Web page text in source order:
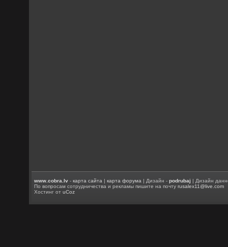
www.cobra.lv -карта сайта |карта форума | Дизайн -podrubaj | Дизайн
По вопросам сотрудничества и рекламы пишите на почтуrusalex11@live.com
Хостинг отuCoz